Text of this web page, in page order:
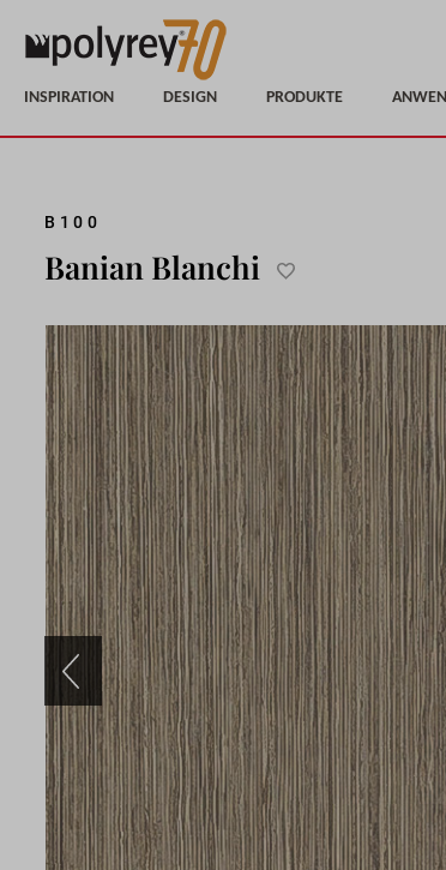
INSPIRATION DESIGN PRODUKTE
Skip
to
the
of
the
images
gallery
B100
Banian Blanchi
to
Wish
List